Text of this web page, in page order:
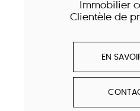
Immobilier
Clientèle de
EN